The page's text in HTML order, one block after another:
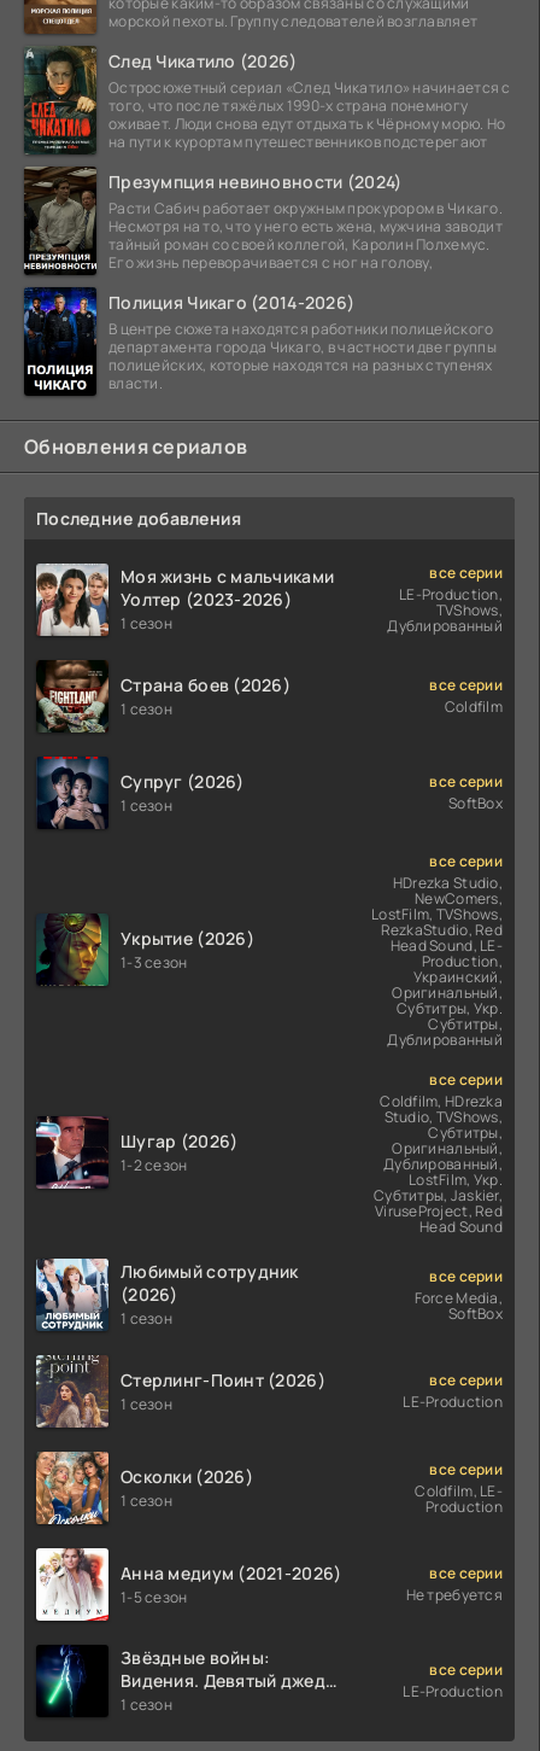
морской пехоты. Группу следователей возглавляет
След Чикатило (2026)
Остросюжетный сериал «След Чикатило» начинается с
того, что после тяжёлых 1990-х страна понемногу
оживает. Люди снова едут отдыхать к Чёрному морю. Но
на пути к курортам путешественников подстерегают
Презумпция невиновности (2024)
Расти Сабич работает окружным прокурором в Чикаго.
Несмотря на то, что у него есть жена, мужчина заводит
тайный роман со своей коллегой, Каролин Полхемус.
Его жизнь переворачивается с ног на голову,
Полиция Чикаго (2014-2026)
В центре сюжета находятся работники полицейского
департамента города Чикаго, в частности две группы
полицейских, которые находятся на разных ступенях
власти.
Обновления сериалов
Последние добавления
Моя жизнь с мальчиками
Уолтер (2023-2026)
1 сезон
все серии
LE-Production,
TVShows,
Дублированный
Страна боев (2026)
1 сезон
все серии
Coldfilm
Супруг (2026)
1 сезон
все серии
SoftBox
Укрытие (2026)
1-3 сезон
все серии
HDrezka Studio,
NewComers,
LostFilm, TVShows,
RezkaStudio, Red
Head Sound, LE-
Production,
Украинский,
Оригинальный,
Субтитры, Укр.
Субтитры,
Дублированный
Шугар (2026)
1-2 сезон
все серии
Coldfilm, HDrezka
Studio, TVShows,
Субтитры,
Оригинальный,
Дублированный,
LostFilm, Укр.
Субтитры, Jaskier,
ViruseProject, Red
Head Sound
Любимый сотрудник
(2026)
1 сезон
все серии
Force Media,
SoftBox
Стерлинг-Поинт (2026)
1 сезон
все серии
LE-Production
Осколки (2026)
1 сезон
все серии
Coldfilm, LE-
Production
Анна медиум (2021-2026)
1-5 сезон
все серии
Не требуется
Звёздные войны:
Видения. Девятый джедай
(2026)
1 сезон
все серии
LE-Production